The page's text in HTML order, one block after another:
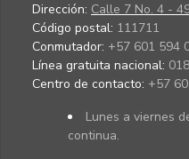
Dirección: Calle 7 No. 4 -
Código postal: 111711
Conmutador: +57 601 594
Línea gratuita nacional:
Centro de contacto: +57
Lunes a viernes
continua.